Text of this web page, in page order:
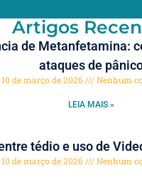
Artigos
de Metanfetamina:
ataques de
10 de março de 2026 Nenhum
LEIA MAIS »
tédio e uso de
10 de março de 2026 Nenhum